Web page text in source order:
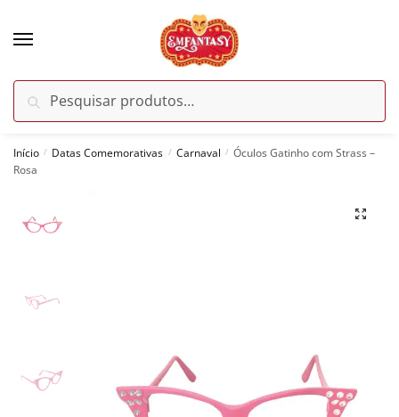
por:
Pesquisar
Início / Datas Comemorativas / Carnaval / Óculos Gatinho com Strass –
Rosa